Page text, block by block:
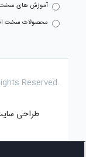
آموزش های سخت
محصولات سخت
Reserved.
طراحی